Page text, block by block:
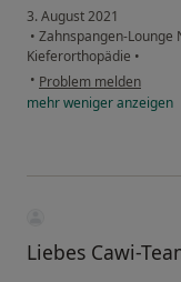
3. August 2021
• Zahnspangen-Lounge
Kieferorthopädie •
• Problem melden
mehrwenigeranzeigen
Liebes Cawi-